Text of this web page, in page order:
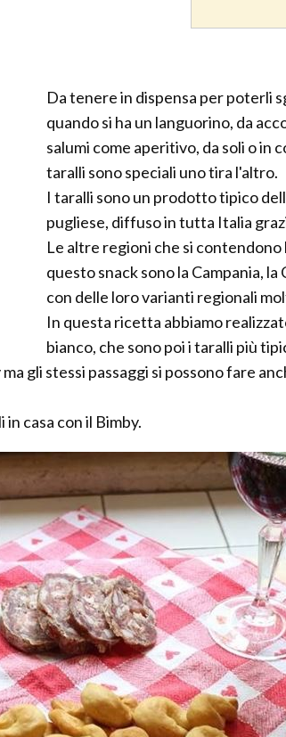
Da tenere in dispensa per poterli
quando si ha un languorino, da
salumi come aperitivo, da soli o in
taralli sono speciali uno tira l'altro.
I taralli sono un prodotto tipico
pugliese, diffuso in tutta Italia
Le altre regioni che si contendono
questo snack sono la Campania, la
con delle loro varianti regionali
In questa ricetta abbiamo
bianco, che sono poi i taralli più
gli stessi passaggi si possono fare
casa con il Bimby.